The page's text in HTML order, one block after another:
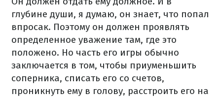
глубине души, я думаю, он знает, что попал
впросак. Поэтому он должен проявлять
определенное уважение там, где это
положено. Но часть его игры обычно
заключается в том, чтобы приуменьшить
соперника, списать его со счетов,
проникнуть ему в голову, расстроить его на